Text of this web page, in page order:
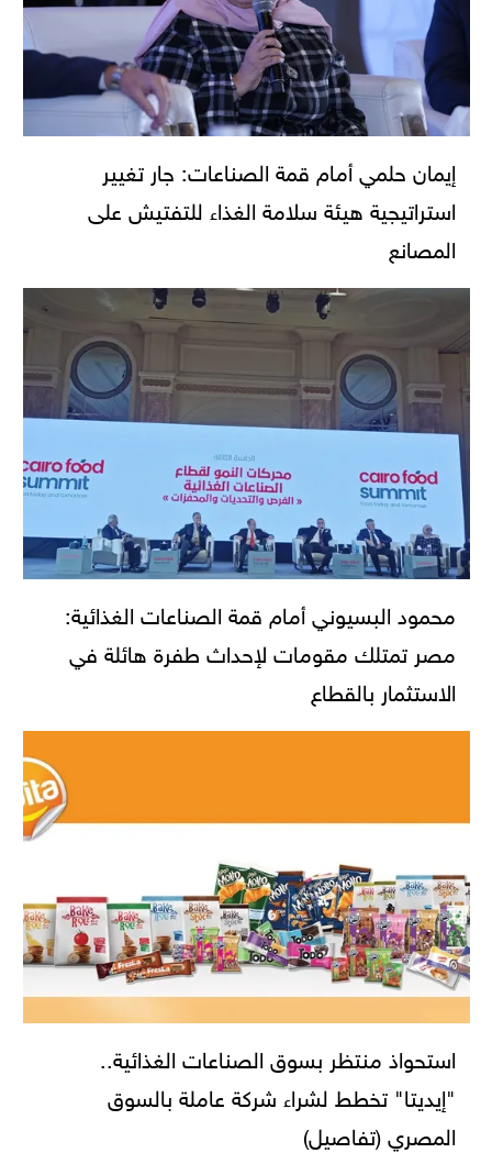
إيمان حلمي أمام قمة الصناعات: جار تغيير
استراتيجية هيئة سلامة الغذاء للتفتيش على
المصانع
محمود البسيوني أمام قمة الصناعات الغذائية:
مصر تمتلك مقومات لإحداث طفرة هائلة في
الاستثمار بالقطاع
استحواذ منتظر بسوق الصناعات الغذائية..
"إيديتا" تخطط لشراء شركة عاملة بالسوق
المصري (تفاصيل)